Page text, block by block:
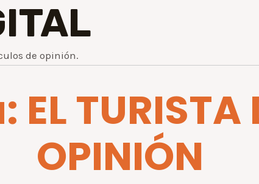
de opinión.
TURISTA
OPINIÓN